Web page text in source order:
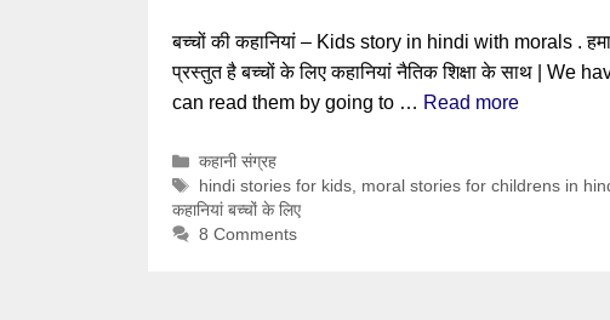
बच्चों की कहानियां – Kids story in hindi with morals .
प्रस्तुत है बच्चों के लिए कहानियां नैतिक शिक्षा के साथ |
can read them by going to … Read more
Categories
कहानी संग्रह
Tags
hindi stories for kids, moral stories for childrens in
कहानियां बच्चों के लिए
8 Comments